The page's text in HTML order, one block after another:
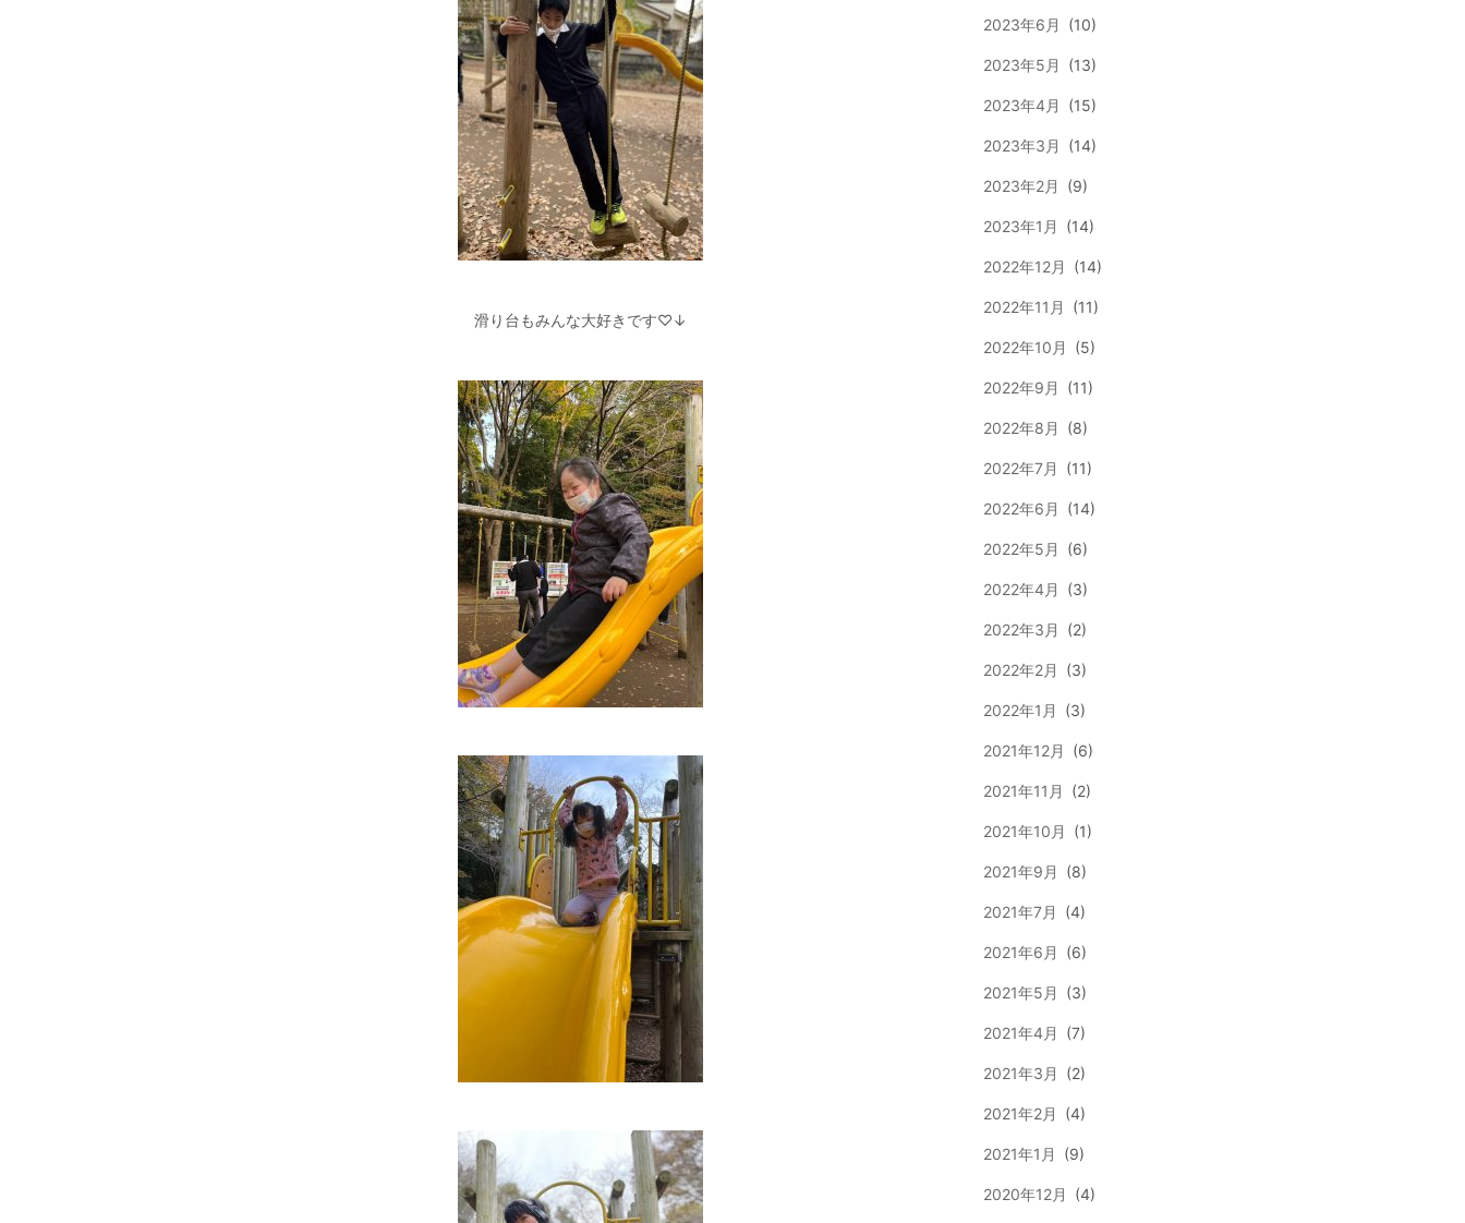
滑り台もみんな大好きです♡↓
2023年6月 (10)
2023年5月 (13)
2023年4月 (15)
2023年3月 (14)
2023年2月 (9)
2023年1月 (14)
2022年12月 (14)
2022年11月 (11)
2022年10月 (5)
2022年9月 (11)
2022年8月 (8)
2022年7月 (11)
2022年6月 (14)
2022年5月 (6)
2022年4月 (3)
2022年3月 (2)
2022年2月 (3)
2022年1月 (3)
2021年12月 (6)
2021年11月 (2)
2021年10月 (1)
2021年9月 (8)
2021年7月 (4)
2021年6月 (6)
2021年5月 (3)
2021年4月 (7)
2021年3月 (2)
2021年2月 (4)
2021年1月 (9)
2020年12月 (4)